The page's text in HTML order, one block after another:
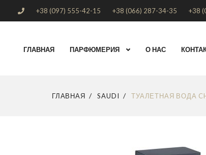
+38 (097) 555-42-15 +38 (066) 287-34-35 +38
ГЛАВНАЯ ПАРФЮМЕРИЯ О НАС
ГЛАВНАЯ SAUDI ТУАЛЕТНАЯ ВОДА